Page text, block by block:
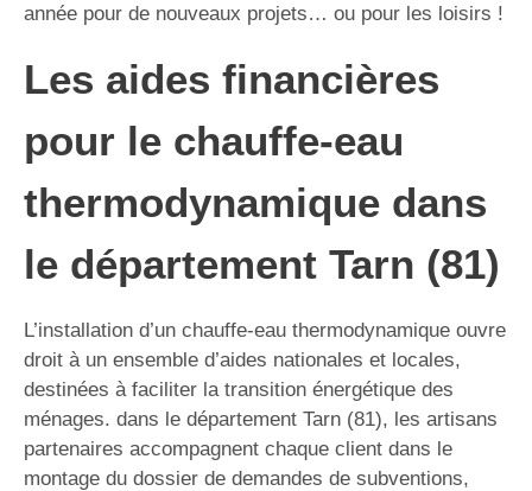
année pour de nouveaux projets… ou pour les loisirs !
Les aides financières
pour le chauffe-eau
thermodynamique dans
le département Tarn (81)
L’installation d’un chauffe-eau thermodynamique ouvre
droit à un ensemble d’aides nationales et locales,
destinées à faciliter la transition énergétique des
ménages. dans le département Tarn (81), les artisans
partenaires accompagnent chaque client dans le
montage du dossier de demandes de subventions,